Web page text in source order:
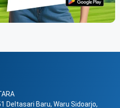
Deltasari Baru, Waru Sidoarjo,